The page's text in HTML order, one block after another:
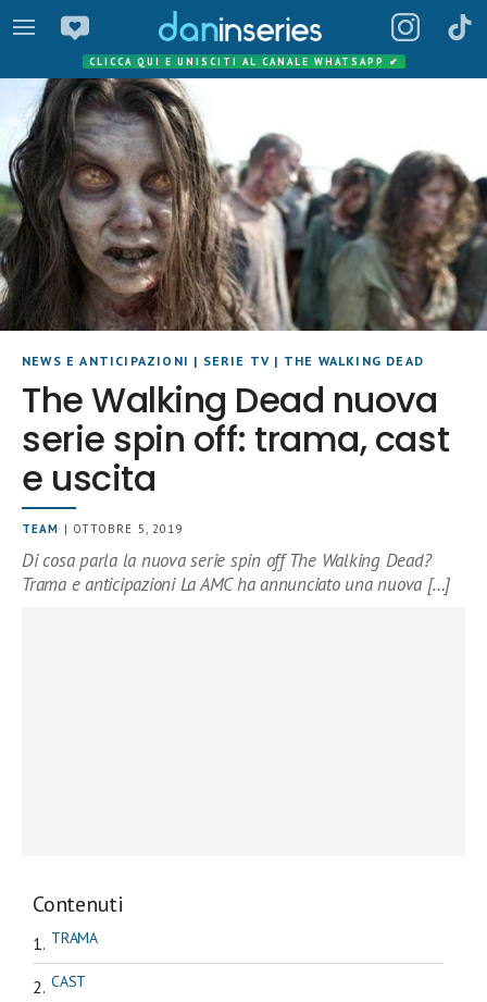
CLICCA QUI E UNISCITI AL CANALE WHATSAPP ✔
NEWS E ANTICIPAZIONI | SERIE TV | THE WALKING DEAD
The Walking Dead nuova
serie spin off: trama, cast
e uscita
TEAM | OTTOBRE 5, 2019
Di cosa parla la nuova serie spin off The Walking Dead?
Trama e anticipazioni La AMC ha annunciato una nuova […]
Contenuti
TRAMA
CAST